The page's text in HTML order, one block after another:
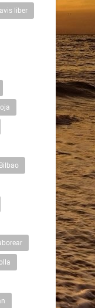
liber